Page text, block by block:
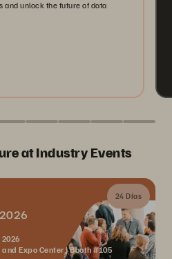
and unlock the future of data
at Industry Events
24 Días
Expo Center | Booth #105